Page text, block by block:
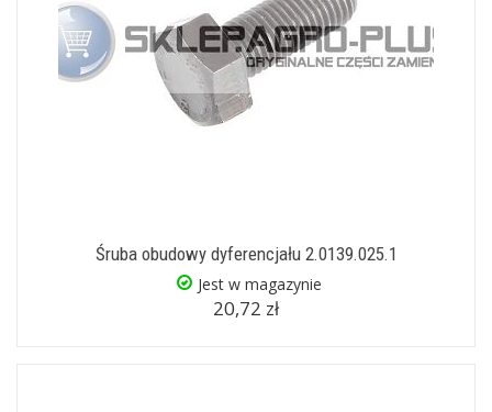
Śruba obudowy dyferencjału 2.0139.025.1
Jest w magazynie
20,72 zł